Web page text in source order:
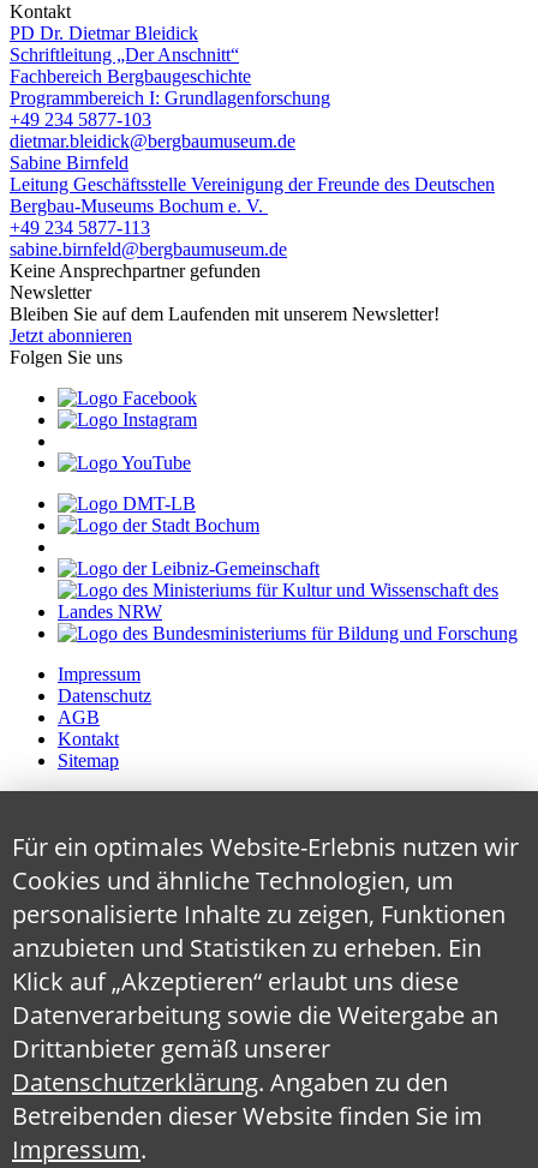
Kontakt
PD Dr. Dietmar Bleidick
Schriftleitung „Der Anschnitt“
Fachbereich Bergbaugeschichte
Programmbereich I: Grundlagenforschung
+49 234 5877-103
dietmar.bleidick@bergbaumuseum.de
Sabine Birnfeld
Leitung Geschäftsstelle Vereinigung der Freunde des Deutschen
Bergbau-Museums Bochum e. V.
+49 234 5877-113
sabine.birnfeld@bergbaumuseum.de
Keine Ansprechpartner gefunden
Newsletter
Bleiben Sie auf dem Laufenden mit unserem Newsletter!
Jetzt abonnieren
Folgen Sie uns
Impressum
Datenschutz
AGB
Kontakt
Sitemap
Für ein optimales Website-Erlebnis nutzen wir
Cookies und ähnliche Technologien, um
personalisierte Inhalte zu zeigen, Funktionen
anzubieten und Statistiken zu erheben. Ein
Klick auf „Akzeptieren“ erlaubt uns diese
Datenverarbeitung sowie die Weitergabe an
Drittanbieter gemäß unserer
Datenschutzerklärung. Angaben zu den
Betreibenden dieser Website finden Sie im
Impressum.